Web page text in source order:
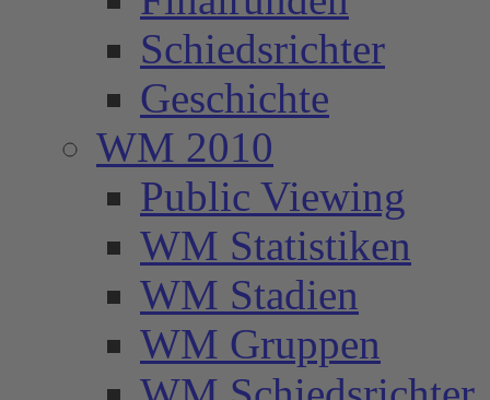
Schiedsrichter
Geschichte
WM 2010
Public Viewing
WM Statistiken
WM Stadien
WM Gruppen